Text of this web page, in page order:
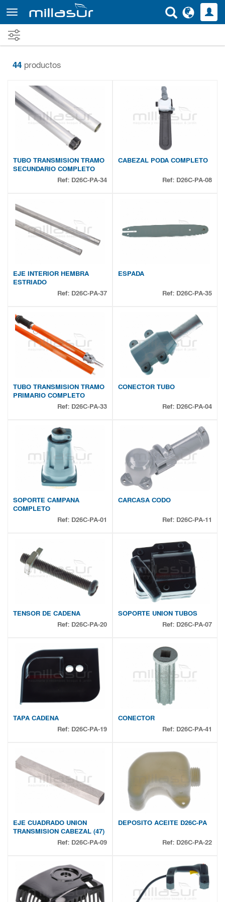
contenido
principal
44 productos
TUBO TRANSMISION TRAMO
SECUNDARIO COMPLETO
Ref: D26C-PA-34
CABEZAL PODA COMPLETO
Ref: D26C-PA-08
EJE INTERIOR HEMBRA
ESTRIADO
Ref: D26C-PA-37
ESPADA
Ref: D26C-PA-35
TUBO TRANSMISION TRAMO
PRIMARIO COMPLETO
Ref: D26C-PA-33
CONECTOR TUBO
Ref: D26C-PA-04
SOPORTE CAMPANA
COMPLETO
Ref: D26C-PA-01
CARCASA CODO
Ref: D26C-PA-11
TENSOR DE CADENA
Ref: D26C-PA-20
SOPORTE UNION TUBOS
Ref: D26C-PA-07
TAPA CADENA
Ref: D26C-PA-19
CONECTOR
Ref: D26C-PA-41
EJE CUADRADO UNION
TRANSMISION CABEZAL (47)
Ref: D26C-PA-09
DEPOSITO ACEITE D26C-PA
Ref: D26C-PA-22